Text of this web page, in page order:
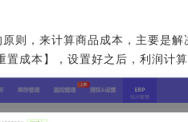
则，来计算商品成本，主要是解
成本】，设置好之后，利润计算